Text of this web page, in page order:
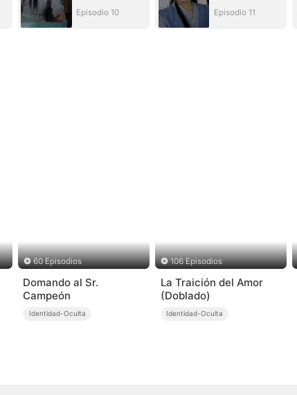
Episodio 10
Episodio 11
60 Episodios
Domando al Sr.
Campeón
Identidad-Oculta
106 Episodios
La Traición del Amor
(Doblado)
Identidad-Oculta